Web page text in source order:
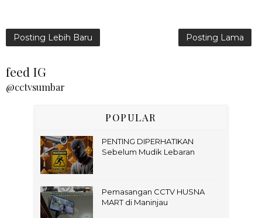
Posting Lebih Baru Posting Lama
feed IG
@cctvsumbar
POPULAR
PENTING DIPERHATIKAN
Sebelum Mudik Lebaran
Pemasangan CCTV HUSNA
MART di Maninjau